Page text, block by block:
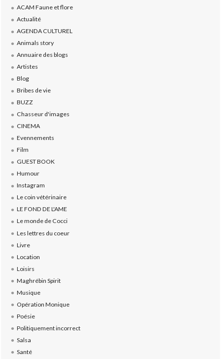
ACAM Faune et flore
Actualité
AGENDA CULTUREL
Animals story
Annuaire des blogs
Artistes
Blog
Bribes de vie
BUZZ
Chasseur d'images
CINEMA
Evennements
Film
GUEST BOOK
Humour
Instagram
Le coin vétérinaire
LE FOND DE L'AME
Le monde de Cocci
Les lettres du coeur
Livre
Location
Loisirs
Maghrébin Spirit
Musique
Opération Monique
Poésie
Politiquement incorrect
Salsa
Santé